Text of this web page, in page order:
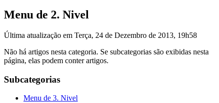
Menu de 2. Nivel
Última atualização em Terça, 24 de Dezembro de 2013, 19h58
Não há artigos nesta categoria. Se subcategorias são exibidas nesta
página, elas podem conter artigos.
Subcategorias
Menu de 3. Nivel